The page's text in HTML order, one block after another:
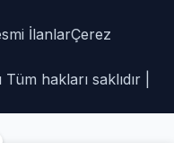
İlanlarÇerez
hakları saklıdır |